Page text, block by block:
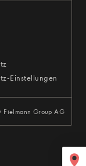
Einstellungen
Fielmann Group AG